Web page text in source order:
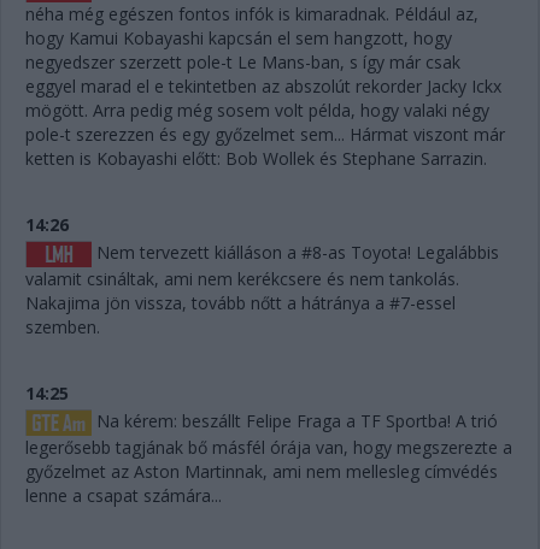
néha még egészen fontos infók is kimaradnak. Például az,
hogy Kamui Kobayashi kapcsán el sem hangzott, hogy
negyedszer szerzett pole-t Le Mans-ban, s így már csak
eggyel marad el e tekintetben az abszolút rekorder Jacky Ickx
mögött. Arra pedig még sosem volt példa, hogy valaki négy
pole-t szerezzen és egy győzelmet sem... Hármat viszont már
ketten is Kobayashi előtt: Bob Wollek és Stephane Sarrazin.
14:26
Nem tervezett kiálláson a #8-as Toyota! Legalábbis
valamit csináltak, ami nem kerékcsere és nem tankolás.
Nakajima jön vissza, tovább nőtt a hátránya a #7-essel
szemben.
14:25
Na kérem: beszállt Felipe Fraga a TF Sportba! A trió
legerősebb tagjának bő másfél órája van, hogy megszerezte a
győzelmet az Aston Martinnak, ami nem mellesleg címvédés
lenne a csapat számára...